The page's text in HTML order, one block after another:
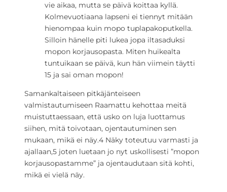
vie aikaa, mutta se päivä koittaa kyllä.
Kolmevuotiaana lapseni ei tiennyt mitään
hienompaa kuin mopo tuplapakoputkella.
Silloin hänelle piti lukea jopa iltasaduksi
mopon korjausopasta. Miten huikealta
tuntuikaan se päivä, kun hän viimein täytti
15 ja sai oman mopon!
Samankaltaiseen pitkäjänteiseen
valmistautumiseen Raamattu kehottaa meitä
muistuttaessaan, että usko on luja luottamus
siihen, mitä toivotaan, ojentautuminen sen
mukaan, mikä ei näy.4 Näky toteutuu varmasti ja
ajallaan,5 joten luetaan jo nyt uskollisesti ”mopon
korjausopastamme” ja ojentaudutaan sitä kohti,
mikä ei vielä näy.